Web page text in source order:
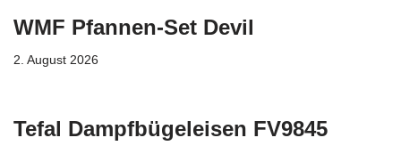
WMF Pfannen-Set Devil
2. August 2026
Tefal Dampfbügeleisen FV9845